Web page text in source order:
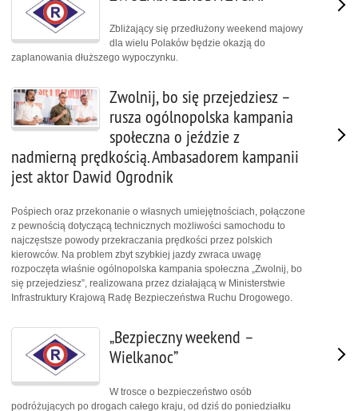
Zbliżający się przedłużony weekend majowy
dla wielu Polaków będzie okazją do
zaplanowania dłuższego wypoczynku.
Zwolnij, bo się przejedziesz –
rusza ogólnopolska kampania
społeczna o jeździe z
nadmierną prędkością. Ambasadorem kampanii
jest aktor Dawid Ogrodnik
Pośpiech oraz przekonanie o własnych umiejętnościach, połączone
z pewnością dotyczącą technicznych możliwości samochodu to
najczęstsze powody przekraczania prędkości przez polskich
kierowców. Na problem zbyt szybkiej jazdy zwraca uwagę
rozpoczęta właśnie ogólnopolska kampania społeczna „Zwolnij, bo
się przejedziesz”, realizowana przez działającą w Ministerstwie
Infrastruktury Krajową Radę Bezpieczeństwa Ruchu Drogowego.
„Bezpieczny weekend –
Wielkanoc”
W trosce o bezpieczeństwo osób
podróżujących po drogach całego kraju, od dziś do poniedziałku